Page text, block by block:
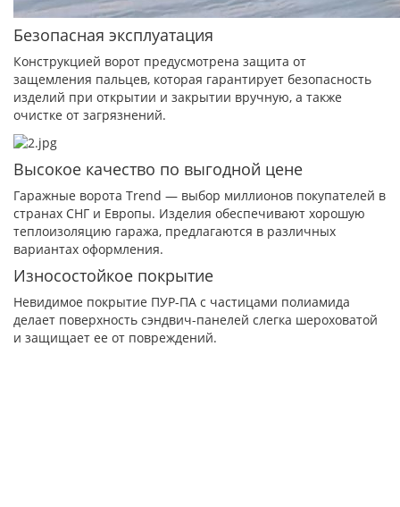
Безопасная эксплуатация
Конструкцией ворот предусмотрена защита от
защемления пальцев, которая гарантирует безопасность
изделий при открытии и закрытии вручную, а также
очистке от загрязнений.
Высокое качество по выгодной цене
Гаражные ворота Trend — выбор миллионов покупателей в
странах СНГ и Европы. Изделия обеспечивают хорошую
теплоизоляцию гаража, предлагаются в различных
вариантах оформления.
Износостойкое покрытие
Невидимое покрытие ПУР-ПА с частицами полиамида
делает поверхность сэндвич-панелей слегка шероховатой
и защищает ее от повреждений.